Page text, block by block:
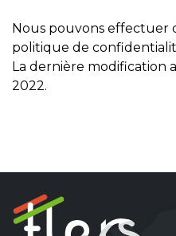
Nous pouvons effectuer
politique de
La dernière modification
2022.